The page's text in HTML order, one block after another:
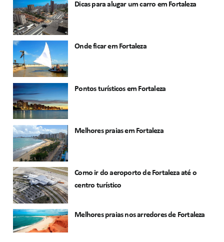
Dicas para alugar um carro em Fortaleza
Onde ficar em Fortaleza
Pontos turísticos em Fortaleza
Melhores praias em Fortaleza
Como ir do aeroporto de Fortaleza até o
centro turístico
Melhores praias nos arredores de Fortaleza